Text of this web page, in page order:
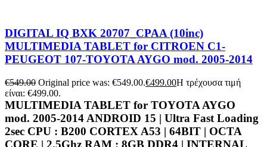
DIGITAL IQ BXK 20707_CPAA (10inc)
MULTIMEDIA TABLET for CITROEN C1-
PEUGEOT 107-TOYOTA AYGO mod. 2005-2014
€549.00 Original price was: €549.00.€499.00Η τρέχουσα τιμή
είναι: €499.00.
MULTIMEDIA TABLET for TOYOTA AYGO
mod. 2005-2014 ANDROID 15 | Ultra Fast Loading
2sec CPU : B200 CORTEX A53 | 64BIT | OCTA
CORE | 2.5Ghz RAM : 8GB DDR4 | INTERNAL